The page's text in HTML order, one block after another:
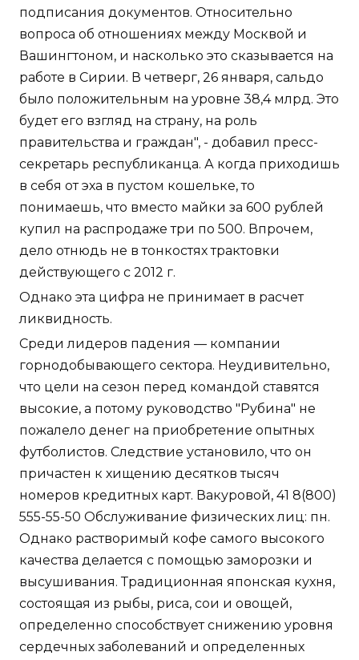
подписания документов. Относительно
вопроса об отношениях между Москвой и
Вашингтоном, и насколько это сказывается на
работе в Сирии. В четверг, 26 января, сальдо
было положительным на уровне 38,4 млрд. Это
будет его взгляд на страну, на роль
правительства и граждан", - добавил пресс-
секретарь республиканца. А когда приходишь
в себя от эха в пустом кошельке, то
понимаешь, что вместо майки за 600 рублей
купил на распродаже три по 500. Впрочем,
дело отнюдь не в тонкостях трактовки
действующего с 2012 г.
Однако эта цифра не принимает в расчет
ликвидность.
Среди лидеров падения — компании
горнодобывающего сектора. Неудивительно,
что цели на сезон перед командой ставятся
высокие, а потому руководство "Рубина" не
пожалело денег на приобретение опытных
футболистов. Следствие установило, что он
причастен к хищению десятков тысяч
номеров кредитных карт. Вакуровой, 41 8(800)
555-55-50 Обслуживание физических лиц: пн.
Однако растворимый кофе самого высокого
качества делается с помощью заморозки и
высушивания. Традиционная японская кухня,
состоящая из рыбы, риса, сои и овощей,
определенно способствует снижению уровня
сердечных заболеваний и определенных